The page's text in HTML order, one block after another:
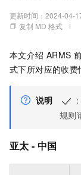
更新时间： 2024-04-
复制 MD 格式
本文介绍 ARMS
式下所对应的收费
说明
规则
亚太 - 中国